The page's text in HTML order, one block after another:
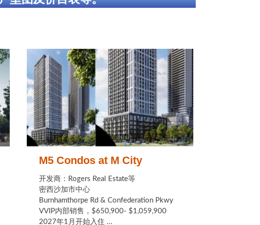
M5 Condos at M City
开发商：Rogers Real Estate等
密西沙加市中心
Burnhamthorpe Rd & Confederation Pkwy
VVIP内部销售，$650,900- $1,059,900
2027年1月开始入住 ...